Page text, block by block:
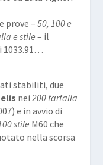
prove – 50, 100 e
e stile– il
1033.91…
stabiliti, due
nei 200 farfalla
e in avvio di
stile M60 che
nella scorsa